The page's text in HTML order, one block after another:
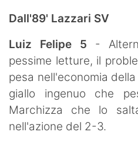
Dall'89' Lazzari SV
Luiz Felipe 5 -
pessime letture, il
pesa nell'economia
giallo ingenuo che
Marchizza che lo
nell'azione del 2-3.